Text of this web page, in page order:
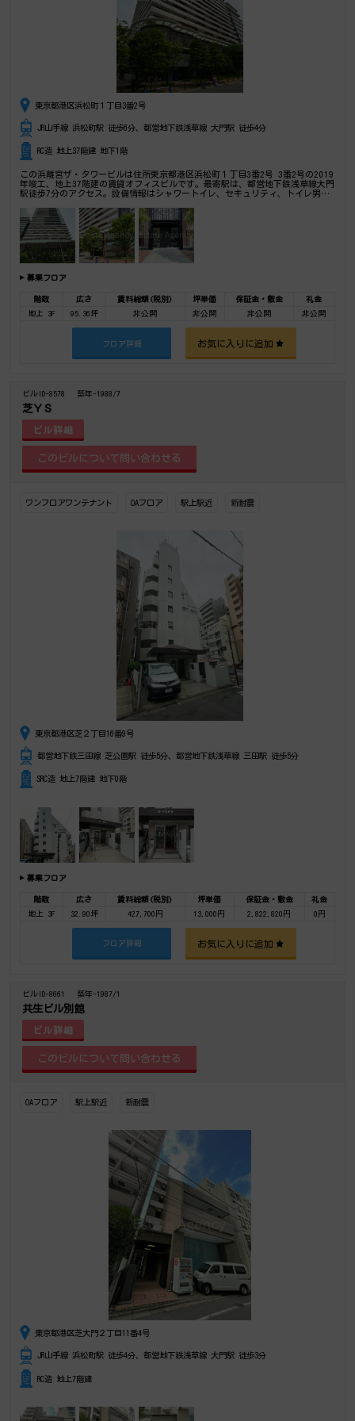
東京都港区浜松町１丁目3番2号
JR山手線 浜松町駅 徒歩6分、都営地下鉄浅草線 大門駅 徒歩4分
RC造 地上37階建 地下1階
この浜離宮ザ・タワービルは住所東京都港区浜松町１丁目3番2号 3番2号の2019
年竣工、地上37階建の賃貸オフィスビルです。最寄駅は、都営地下鉄浅草線大門
駅徒歩7分のアクセス。設備情報はシャワートイレ、セキュリティ、トイレ男女
ント★★是非一度ご内覧下さいませ！ その他、事務所、オフィス移転、不動産
の事なら何でもお気軽にご相談下さい。
募集フロア
階数 広さ 賃料総額(税別) 坪単価 保証金・敷金
礼金
地上 3F
95.36坪 非公開 非公開 非公開 非公開
フロア詳細 お気に入りに追加
ビルID-8578 築年-1988/7
芝ＹＳ
ビル詳細
ワンフロアワンテナント OAフロア 駅上駅近 新耐震
東京都港区芝２丁目16番9号
都営地下鉄三田線 芝公園駅 徒歩5分、都営地下鉄浅草線 三田駅 徒歩5分
SRC造 地上7階建 地下0階
募集フロア
階数 広さ 賃料総額(税別) 坪単価 保証金・敷金
礼金
地上 3F
32.90坪 427,700円 13,000円 2,822,820円 0円
フロア詳細 お気に入りに追加
ビルID-8661 築年-1987/1
共生ビル別館
ビル詳細
OAフロア 駅上駅近 新耐震
東京都港区芝大門２丁目11番4号
JR山手線 浜松町駅 徒歩4分、都営地下鉄浅草線 大門駅 徒歩3分
RC造 地上7階建